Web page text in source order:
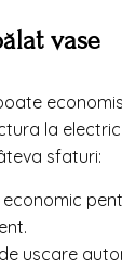
vase
la
sfaturi:
uscare